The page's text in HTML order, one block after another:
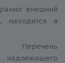
внешний
находится в